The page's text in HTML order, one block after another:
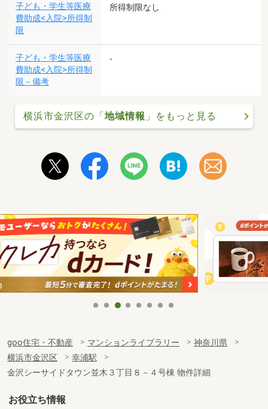
子ども・学生等医療
費助成<入院>所得制
限
所得制限なし
子ども・学生等医療
費助成<入院>所得制
限－備考
-
横浜市金沢区の「地域情報 」をもっと見る
goo住宅・不動産 マンションライブラリー
神奈川県
横浜市金沢区
幸浦駅
金沢シーサイドタウン並木３丁目８－４号棟 物件詳細
お役立ち情報